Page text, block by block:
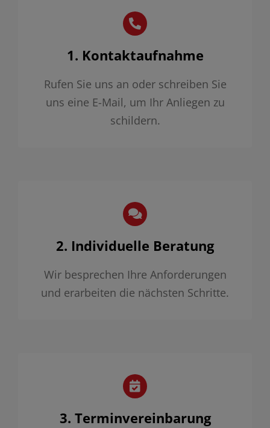
1. Kontaktaufnahme
Rufen Sie uns an oder schreiben Sie
uns eine E-Mail, um Ihr Anliegen zu
schildern.
2. Individuelle Beratung
Wir besprechen Ihre Anforderungen
und erarbeiten die nächsten Schritte.
3. Terminvereinbarung